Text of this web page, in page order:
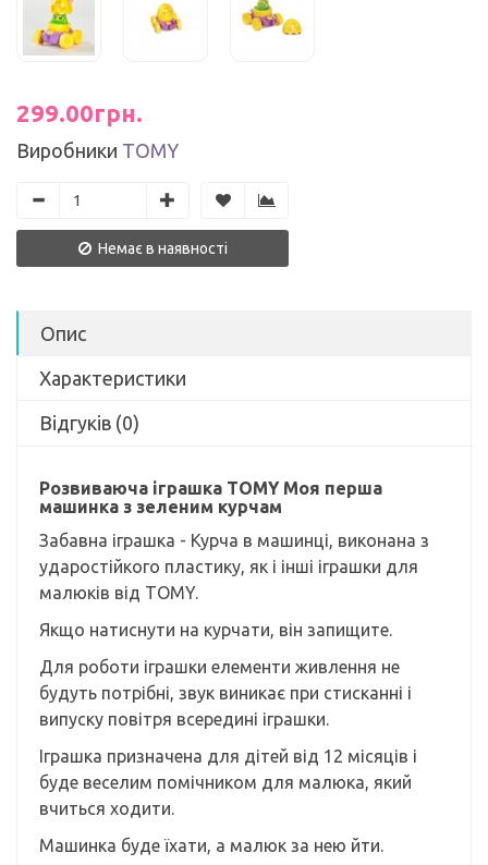
299.00грн.
Виробники TOMY
Немає в наявності
Опис
Характеристики
Відгуків (0)
Розвиваюча іграшка TOMY Моя перша
машинка з зеленим курчам
Забавна іграшка - Курча в машинці, виконана з
ударостійкого пластику, як і інші іграшки для
малюків від TOMY.
Якщо натиснути на курчати, він запищите.
Для роботи іграшки елементи живлення не
будуть потрібні, звук виникає при стисканні і
випуску повітря всередині іграшки.
Іграшка призначена для дітей від 12 місяців і
буде веселим помічником для малюка, який
вчиться ходити.
Машинка буде їхати, а малюк за нею йти.